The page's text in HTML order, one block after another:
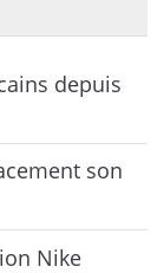
depuis
son
Nike